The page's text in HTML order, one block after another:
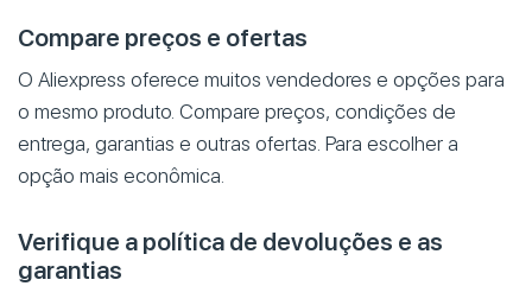
Compare preços e ofertas
O Aliexpress oferece muitos vendedores e opções para
o mesmo produto. Compare preços, condições de
entrega, garantias e outras ofertas. Para escolher a
opção mais econômica.
Verifique a política de devoluções e as
garantias